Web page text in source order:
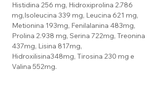
Histidina 256 mg, Hidroxiprolina 2.786
mg,Isoleucina 339 mg, Leucina 621 mg,
Metionina 193mg, Fenilalanina 483mg,
Prolina 2.938 mg, Serina 722mg, Treonina
437mg, Lisina 817mg,
Hidroxilisina348mg, Tirosina 230 mg e
Valina 552mg.